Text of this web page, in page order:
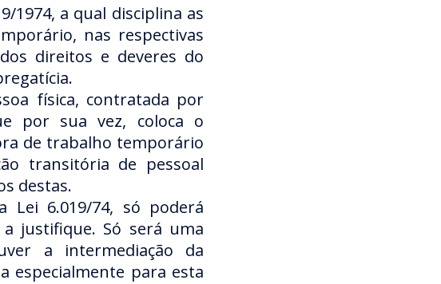
1974, a qual disciplina as
nas respectivas
direitos e deveres do
física, contratada por
por sua vez, coloca o
de trabalho temporário
transitória de pessoal
destas.
Lei 6.019/74, só poderá
justifique. Só será uma
a intermediação da
especialmente para esta